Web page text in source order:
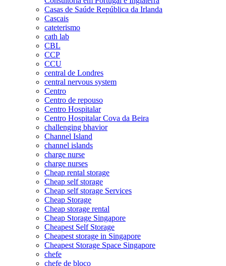
Casas de Saúde República da Irlanda
Cascais
cateterismo
cath lab
CBL
CCP
CCU
central de Londres
central nervous system
Centro
Centro de repouso
Centro Hospitalar
Centro Hospitalar Cova da Beira
challenging bhavior
Channel Island
channel islands
charge nurse
charge nurses
Cheap rental storage
Cheap self storage
Cheap self storage Services
Cheap Storage
Cheap storage rental
Cheap Storage Singapore
Cheapest Self Storage
Cheapest storage in Singapore
Cheapest Storage Space Singapore
chefe
chefe de bloco